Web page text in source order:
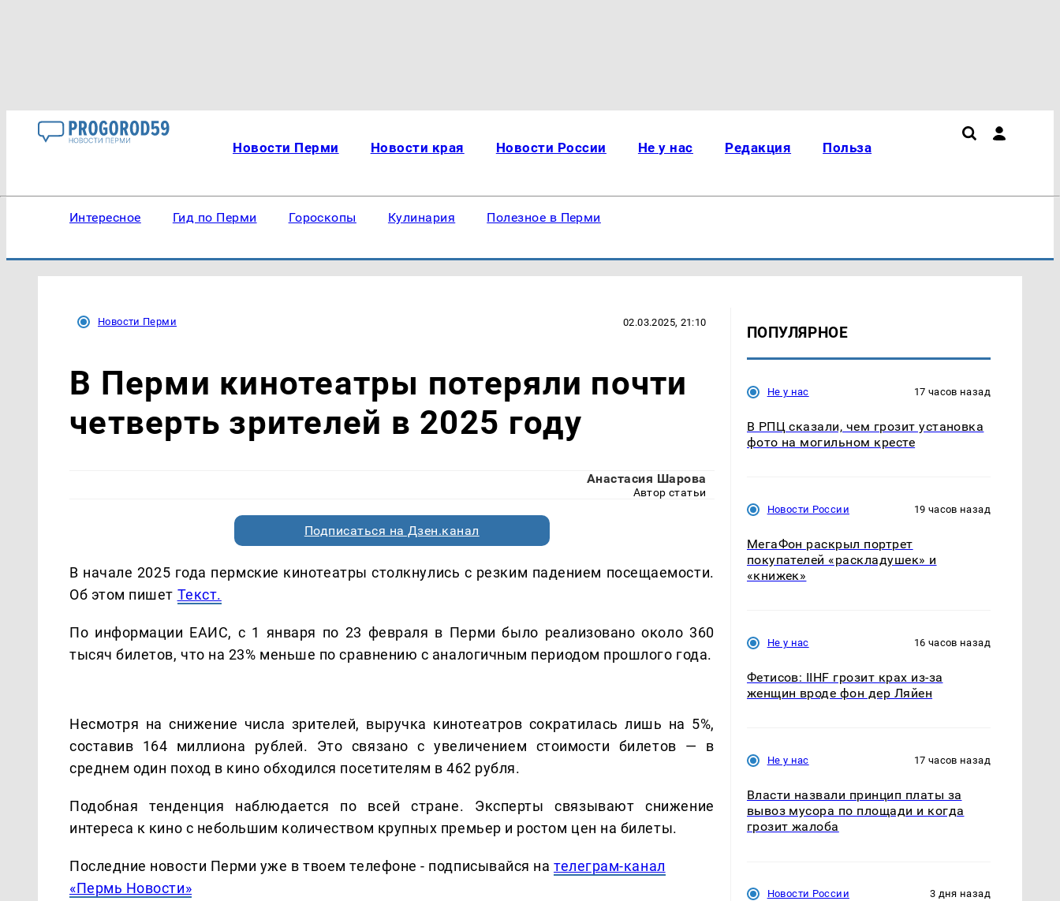
Новости Перми Новости края Новости России Не у нас Редакция Польза
Интересное Гид по Перми Гороскопы Кулинария Полезное в Перми
Новости Перми 02.03.2025, 21:10
В Перми кинотеатры потеряли почти
четверть зрителей в 2025 году
Анастасия Шарова
Автор статьи
Подписаться на Дзен.канал
В начале 2025 года пермские кинотеатры столкнулись с резким падением посещаемости.
Об этом пишет Текст.
По информации ЕАИС, с 1 января по 23 февраля в Перми было реализовано около 360
тысяч билетов, что на 23% меньше по сравнению с аналогичным периодом прошлого года.
Несмотря на снижение числа зрителей, выручка кинотеатров сократилась лишь на 5%,
составив 164 миллиона рублей. Это связано с увеличением стоимости билетов — в
среднем один поход в кино обходился посетителям в 462 рубля.
Подобная тенденция наблюдается по всей стране. Эксперты связывают снижение
интереса к кино с небольшим количеством крупных премьер и ростом цен на билеты.
Последние новости Перми уже в твоем телефоне - подписывайся нателеграм-канал
«Пермь Новости»
ПОПУЛЯРНОЕ
Не у нас 17 часов назад
В РПЦ сказали, чем грозит установка
фото на могильном кресте
Новости России 19 часов назад
МегаФон раскрыл портрет
покупателей «раскладушек» и
«книжек»
Не у нас 16 часов назад
Фетисов: IIHF грозит крах из-за
женщин вроде фон дер Ляйен
Не у нас 17 часов назад
Власти назвали принцип платы за
вывоз мусора по площади и когда
грозит жалоба
Новости России 3 дня назад